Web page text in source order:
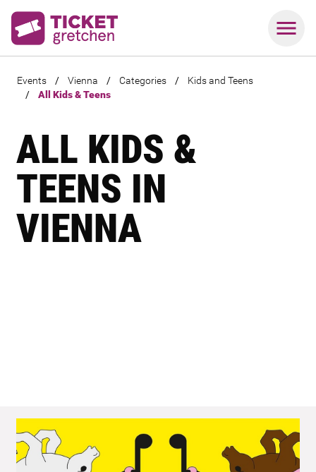
Events / Vienna / Categories /
Kids and Teens
/
All Kids & Teens
ALL KIDS &
TEENS IN
VIENNA